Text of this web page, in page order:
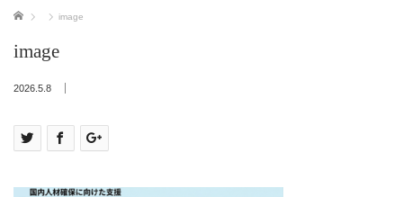
ホーム image
image
2026.5.8